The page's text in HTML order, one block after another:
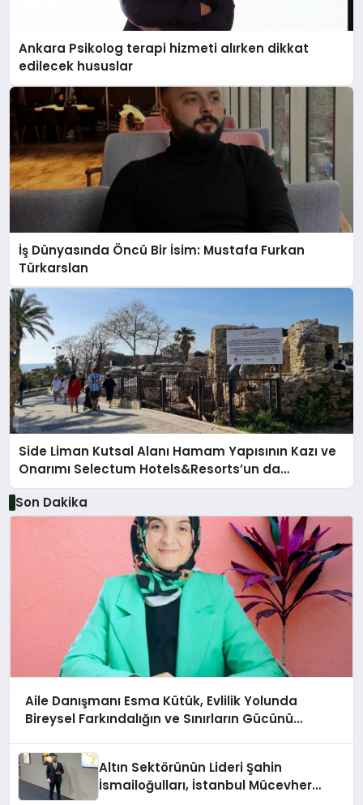
Ankara Psikolog terapi hizmeti alırken dikkat
edilecek hususlar
İş Dünyasında Öncü Bir İsim: Mustafa Furkan
Türkarslan
Side Liman Kutsal Alanı Hamam Yapısının Kazı ve
Onarımı Selectum Hotels&Resorts’un da
Katkılarıyla Tamamlandı
Son Dakika
Aile Danışmanı Esma Kütük, Evlilik Yolunda
Bireysel Farkındalığın ve Sınırların Gücünü
Altın Sektörünün Lideri Şahin
İsmailoğulları, İstanbul Mücevher